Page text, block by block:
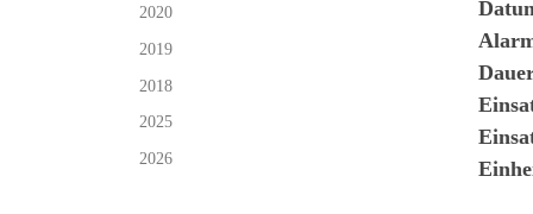
2020
2019
2018
2025
2026